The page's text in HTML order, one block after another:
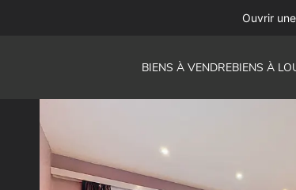
Ouvrir
BIENS À VENDREBIENS À